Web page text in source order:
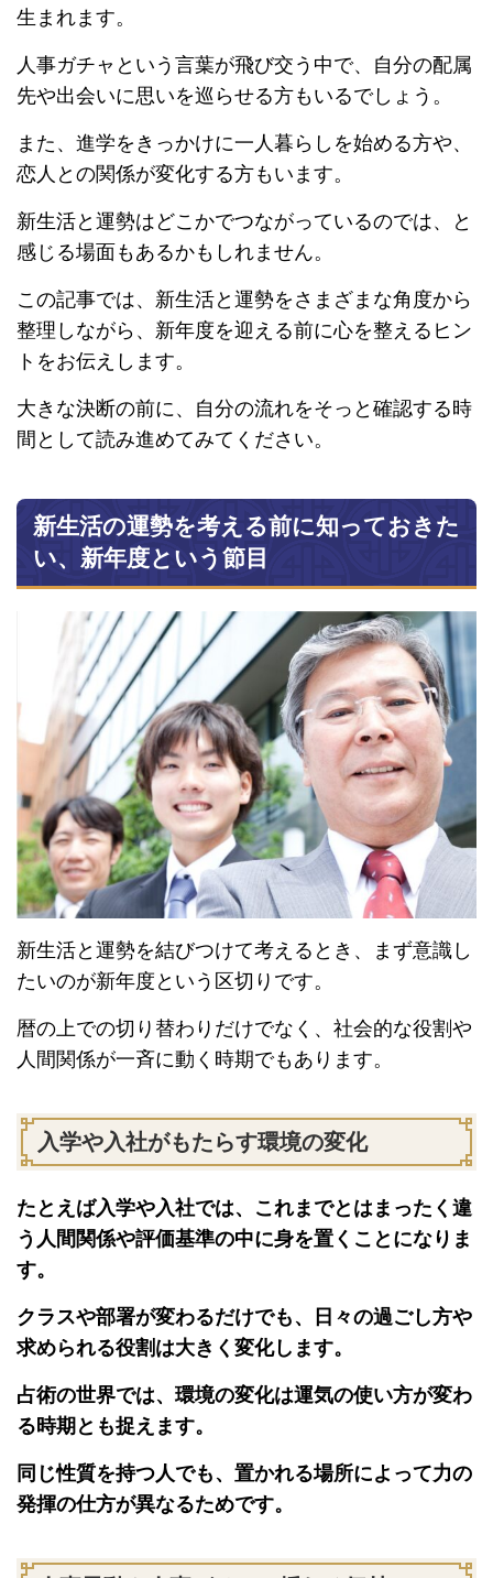
生まれます。
人事ガチャという言葉が飛び交う中で、自分の配属
先や出会いに思いを巡らせる方もいるでしょう。
また、進学をきっかけに一人暮らしを始める方や、
恋人との関係が変化する方もいます。
新生活と運勢はどこかでつながっているのでは、と
感じる場面もあるかもしれません。
この記事では、新生活と運勢をさまざまな角度から
整理しながら、新年度を迎える前に心を整えるヒン
トをお伝えします。
大きな決断の前に、自分の流れをそっと確認する時
間として読み進めてみてください。
新生活の運勢を考える前に知っておきた
い、新年度という節目
新生活と運勢を結びつけて考えるとき、まず意識し
たいのが新年度という区切りです。
暦の上での切り替わりだけでなく、社会的な役割や
人間関係が一斉に動く時期でもあります。
入学や入社がもたらす環境の変化
たとえば入学や入社では、これまでとはまったく違
う人間関係や評価基準の中に身を置くことになりま
す。
クラスや部署が変わるだけでも、日々の過ごし方や
求められる役割は大きく変化します。
占術の世界では、環境の変化は運気の使い方が変わ
る時期とも捉えます。
同じ性質を持つ人でも、置かれる場所によって力の
発揮の仕方が異なるためです。